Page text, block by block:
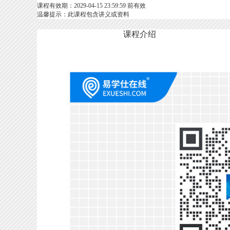
课程有效期：2029-04-15 23:59:59 前有效
温馨提示：此课程包含讲义或资料
课程介绍